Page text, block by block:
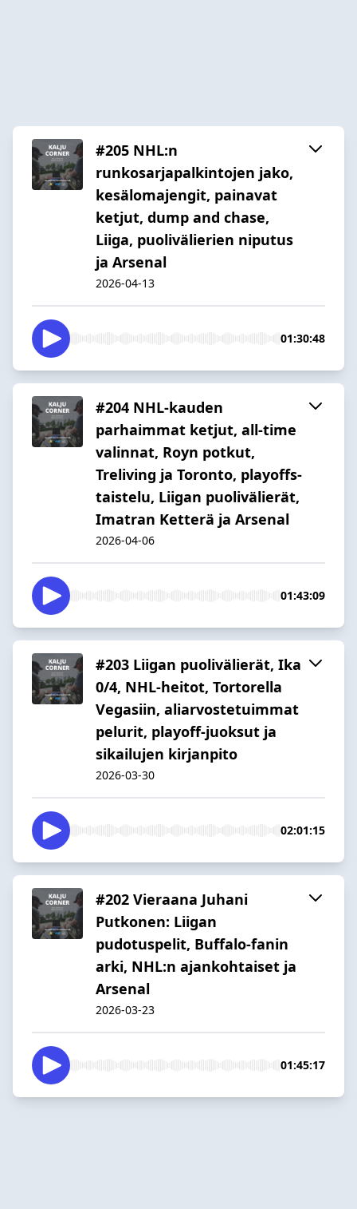
#205 NHL:n
runkosarjapalkintojen jako,
kesälomajengit, painavat
ketjut, dump and chase,
Liiga, puolivälierien niputus
ja Arsenal
2026-04-13
01:30:48
#204 NHL-kauden
parhaimmat ketjut, all-time
valinnat, Royn potkut,
Treliving ja Toronto, playoffs-
taistelu, Liigan puolivälierät,
Imatran Ketterä ja Arsenal
2026-04-06
01:43:09
#203 Liigan puolivälierät, Ika
0/4, NHL-heitot, Tortorella
Vegasiin, aliarvostetuimmat
pelurit, playoff-juoksut ja
sikailujen kirjanpito
2026-03-30
02:01:15
#202 Vieraana Juhani
Putkonen: Liigan
pudotuspelit, Buffalo-fanin
arki, NHL:n ajankohtaiset ja
Arsenal
2026-03-23
01:45:17